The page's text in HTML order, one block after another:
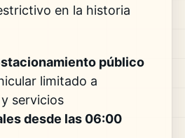
en la historia
público
limitado a
servicios
desde las 06:00